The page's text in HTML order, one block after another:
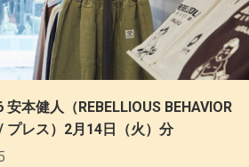
本健人（REBELLIOUS BEHAVIOR
プレス）2月14日（火）分